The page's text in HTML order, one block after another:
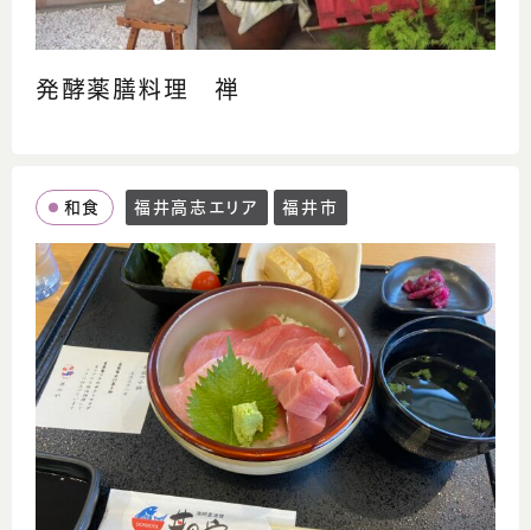
発酵薬膳料理 禅
和食 福井高志エリア 福井市